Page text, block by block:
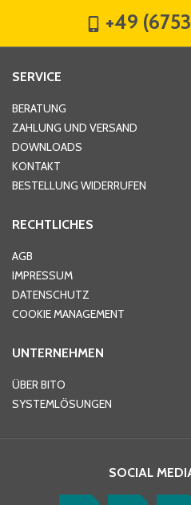
Hausnummer
Ort*
Telefon
+49
SERVICE
BERATUNG
ZAHLUNG UND VERSAND
DOWNLOADS
KONTAKT
BESTELLUNG WIDERRUFEN
RECHTLICHES
AGB
IMPRESSUM
DATENSCHUTZ
COOKIE MANAGEMENT
UNTERNEHMEN
ÜBER BITO
SYSTEMLÖSUNGEN
SOCIAL